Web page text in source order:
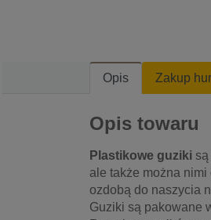
Opis Zakup
Opis towaru
Plastikowe guziki
ale także można
ozdobą do naszycia
Guziki są pakowane